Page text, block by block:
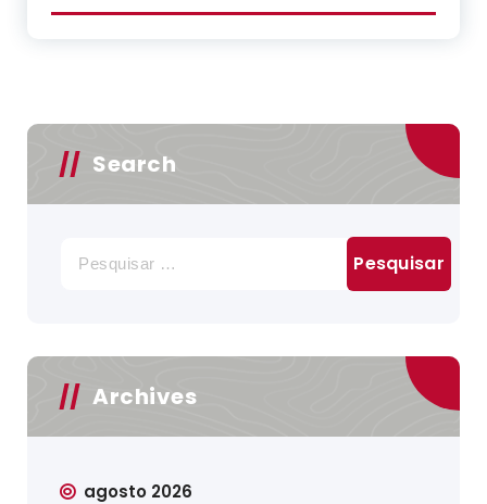
Search
por:
Archives
agosto 2026